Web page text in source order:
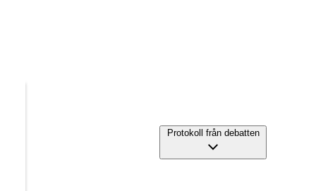
Protokoll från debatten